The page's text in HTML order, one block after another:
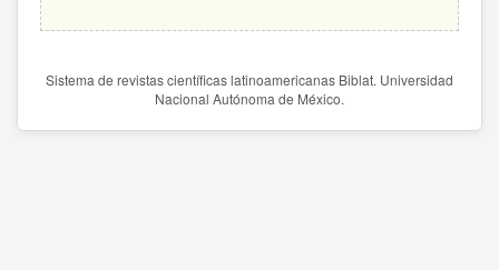
Sistema de revistas científicas latinoamericanas Biblat. Universidad
Nacional Autónoma de México.